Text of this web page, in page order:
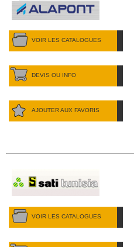
VOIR LES CATALOGUES
DEVIS OU INFO
AJOUTER AUX FAVORIS
VOIR LES CATALOGUES